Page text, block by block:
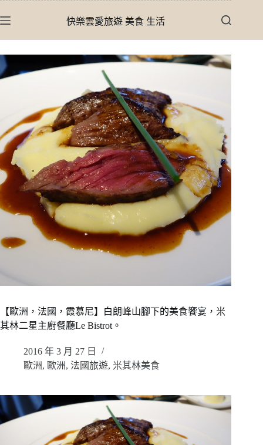
至
內
容
快樂雲愛旅遊 美食 生活
【歐洲，法國，霞慕尼】白朗峰山腳下的美食饗宴，米
其林二星主廚餐廳Le Bistrot。
2016 年 3 月 27 日
歐洲, 歐洲, 法國旅遊, 米其林美食